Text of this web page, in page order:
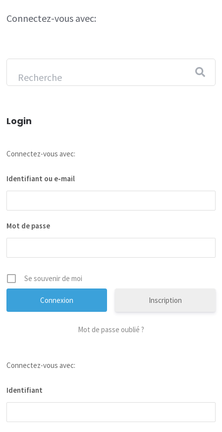
Connectez-vous avec:
Login
Connectez-vous avec:
Identifiant ou e-mail
Mot de passe
Se souvenir de moi
Inscription
Mot de passe oublié ?
Connectez-vous avec:
Identifiant